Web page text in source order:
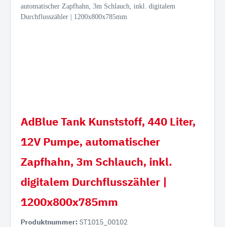
AdBlue Tank Kunststoff, 440 Liter,
12V Pumpe, automatischer
Zapfhahn, 3m Schlauch, inkl.
digitalem Durchflusszähler |
1200x800x785mm
Produktnummer: ST1015_00102